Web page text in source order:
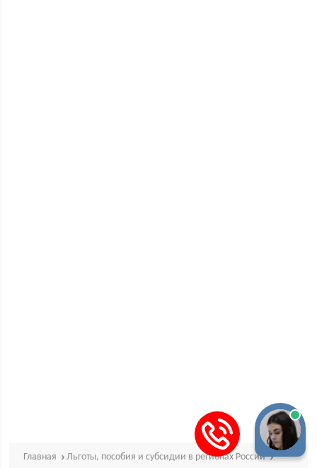
Главная Льготы, пособия и субсидии в регионах России